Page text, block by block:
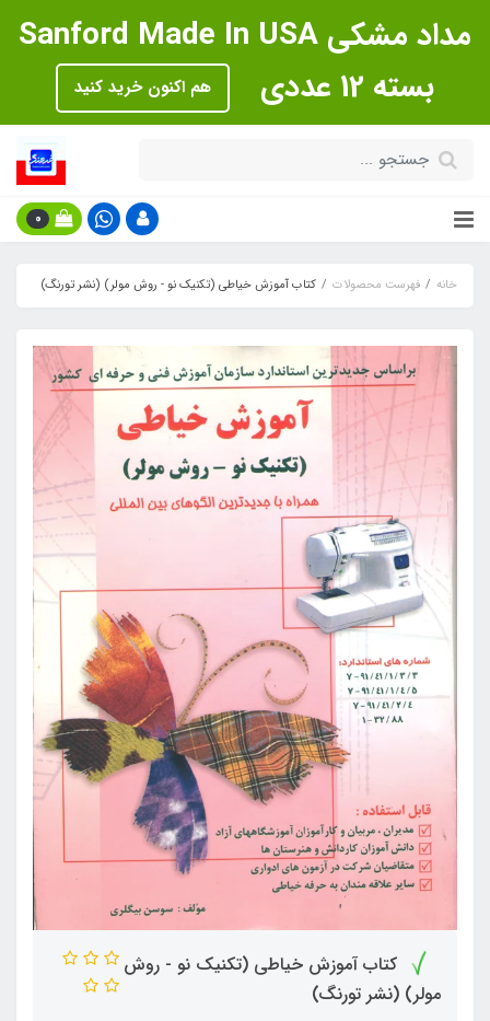
مداد مشکی Sanford Made In USA
بسته 12 عددی
هم اکنون خرید کنید
0
خانه فهرست محصولات کتاب آموزش خیاطی (تکنیک نو - روش مولر) (نشر تورنگ)
کتاب آموزش خیاطی (تکنیک نو - روش
مولر) (نشر تورنگ)